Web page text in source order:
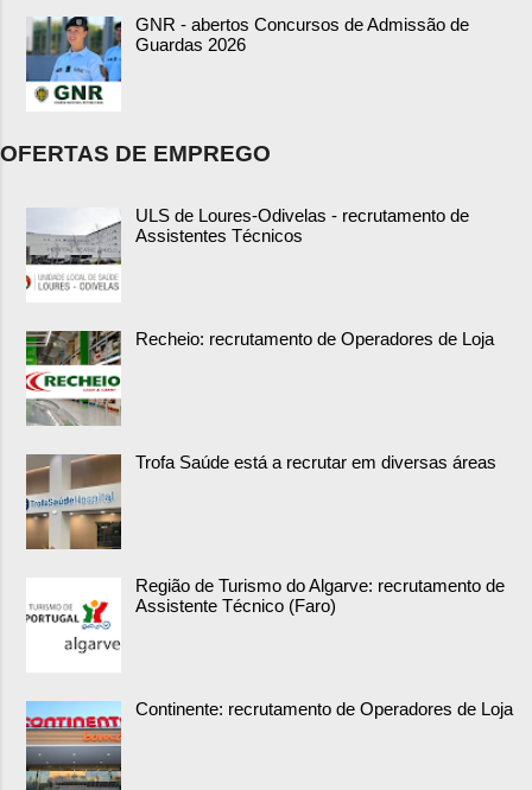
GNR - abertos Concursos de Admissão de
Guardas 2026
OFERTAS DE EMPREGO
ULS de Loures-Odivelas - recrutamento de
Assistentes Técnicos
Recheio: recrutamento de Operadores de Loja
Trofa Saúde está a recrutar em diversas áreas
Região de Turismo do Algarve: recrutamento de
Assistente Técnico (Faro)
Continente: recrutamento de Operadores de Loja